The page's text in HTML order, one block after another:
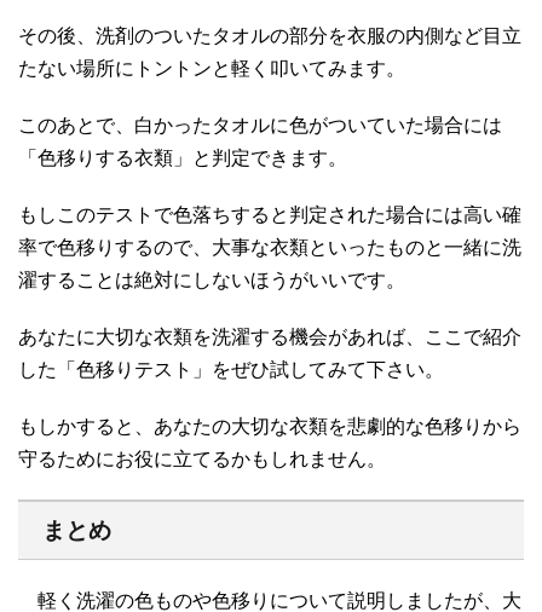
その後、洗剤のついたタオルの部分を衣服の内側など目立
たない場所にトントンと軽く叩いてみます。
このあとで、白かったタオルに色がついていた場合には
「色移りする衣類」と判定できます。
もしこのテストで色落ちすると判定された場合には高い確
率で色移りするので、大事な衣類といったものと一緒に洗
濯することは絶対にしないほうがいいです。
あなたに大切な衣類を洗濯する機会があれば、ここで紹介
した「色移りテスト」をぜひ試してみて下さい。
もしかすると、あなたの大切な衣類を悲劇的な色移りから
守るためにお役に立てるかもしれません。
まとめ
軽く洗濯の色ものや色移りについて説明しましたが、大